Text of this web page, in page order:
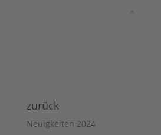
zurück
Neuigkeiten 2024